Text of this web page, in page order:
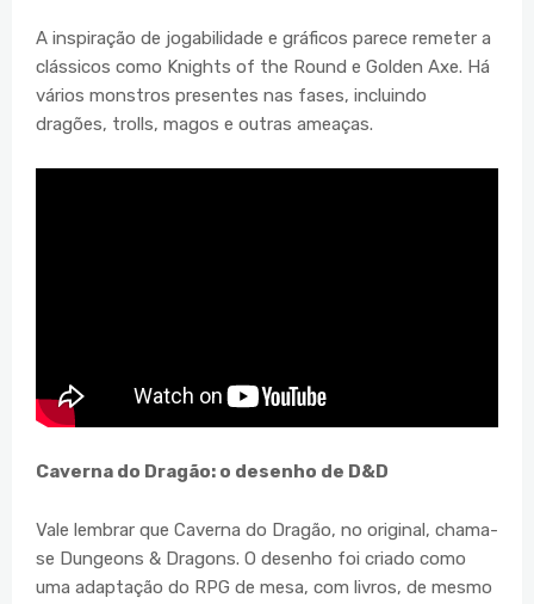
A inspiração de jogabilidade e gráficos parece remeter a
clássicos como Knights of the Round e Golden Axe. Há
vários monstros presentes nas fases, incluindo
dragões, trolls, magos e outras ameaças.
Caverna do Dragão: o desenho de D&D
Vale lembrar que Caverna do Dragão, no original, chama-
se Dungeons & Dragons. O desenho foi criado como
uma adaptação do RPG de mesa, com livros, de mesmo